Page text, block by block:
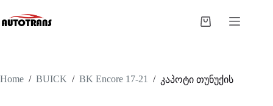
Home / BUICK / BK Encore 17-21 / კაპოტი თუნუქის